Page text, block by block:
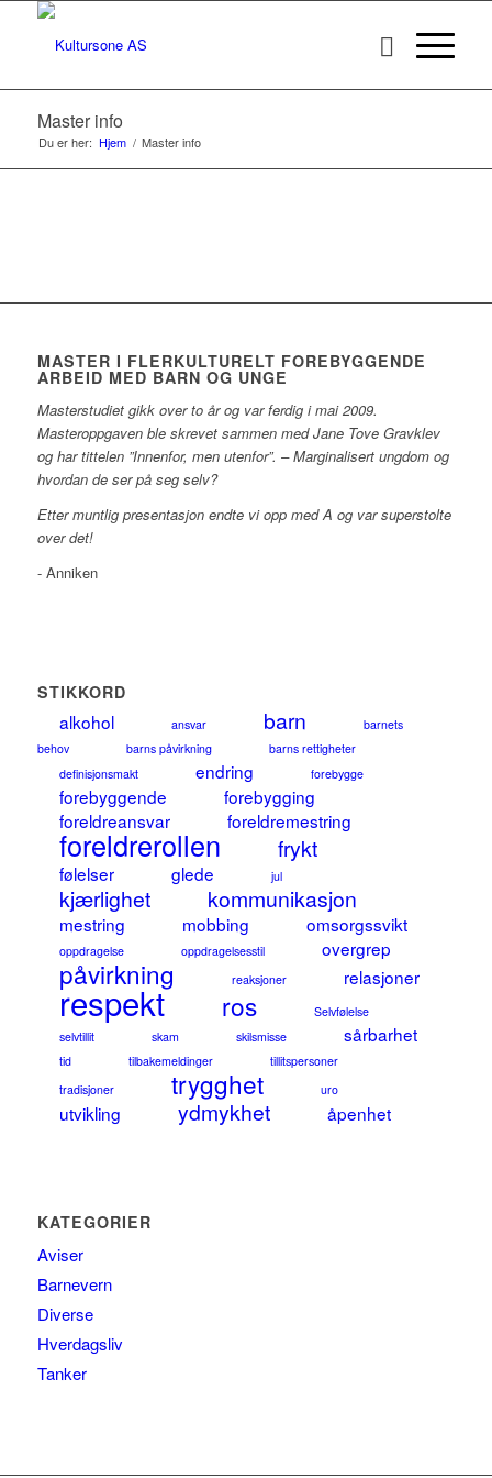
Master info
Du er her: Hjem / Master info
MASTER I FLERKULTURELT FOREBYGGENDE
ARBEID MED BARN OG UNGE
Masterstudiet gikk over to år og var ferdig i mai 2009.
Masteroppgaven ble skrevet sammen med Jane Tove Gravklev
og har tittelen ”Innenfor, men utenfor”. – Marginalisert ungdom og
hvordan de ser på seg selv?
Etter muntlig presentasjon endte vi opp med A og var superstolte
over det!
- Anniken
STIKKORD
alkohol ansvar barn
barnets
behov
barns påvirkning
barns rettigheter
definisjonsmakt
endring forebygge
forebyggende
forebygging
foreldreansvar
foreldremestring
foreldrerollen frykt
følelser glede jul
kjærlighet kommunikasjon
mestring mobbing omsorgssvikt
oppdragelse oppdragelsesstil overgrep
påvirkning reaksjoner relasjoner
respekt ros
Selvfølelse
selvtillit
skam skilsmisse sårbarhet
tid tilbakemeldinger
tillitspersoner
tradisjoner
trygghet uro
utvikling ydmykhet åpenhet
KATEGORIER
Aviser
Barnevern
Diverse
Hverdagsliv
Tanker